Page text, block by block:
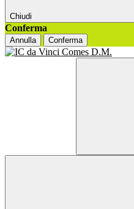
Chiudi
Conferma
Annulla Conferma